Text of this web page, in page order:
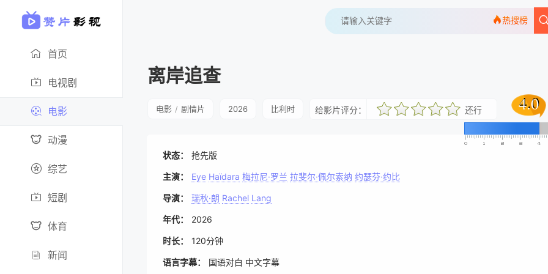
首页
电视剧
电影
动漫
综艺
短剧
体育
新闻
热搜榜
4.0
4.0
离岸追查
电影 / 剧情片 2026 比利时 给影片评分：
很差较差还行 推荐力荐 还行
状态： 抢先版
主演： Eye Haïdara 梅拉尼·罗兰 拉斐尔·佩尔索纳 约瑟芬·约比
导演： 瑞秋·朗 Rachel Lang
年代： 2026
时长： 120分钟
语言字幕： 国语对白 中文字幕